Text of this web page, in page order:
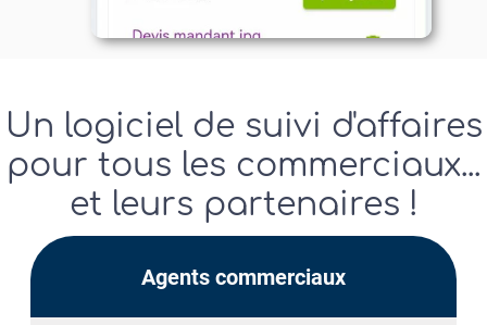
Un logiciel de suivi d'affaires
pour tous les commerciaux...
et leurs partenaires !
Agents commerciaux​